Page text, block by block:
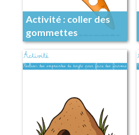
Activité : coller des
gommettes